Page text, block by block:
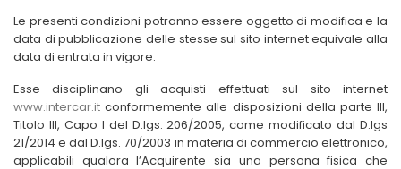
Le presenti condizioni potranno essere oggetto di modifica e la
data di pubblicazione delle stesse sul sito internet equivale alla
data di entrata in vigore.
Esse disciplinano gli acquisti effettuati sul sito internet
www.intercar.it conformemente alle disposizioni della parte III,
Titolo III, Capo I del D.lgs. 206/2005, come modificato dal D.lgs
21/2014 e dal D.lgs. 70/2003 in materia di commercio elettronico,
applicabili qualora l’Acquirente sia una persona fisica che